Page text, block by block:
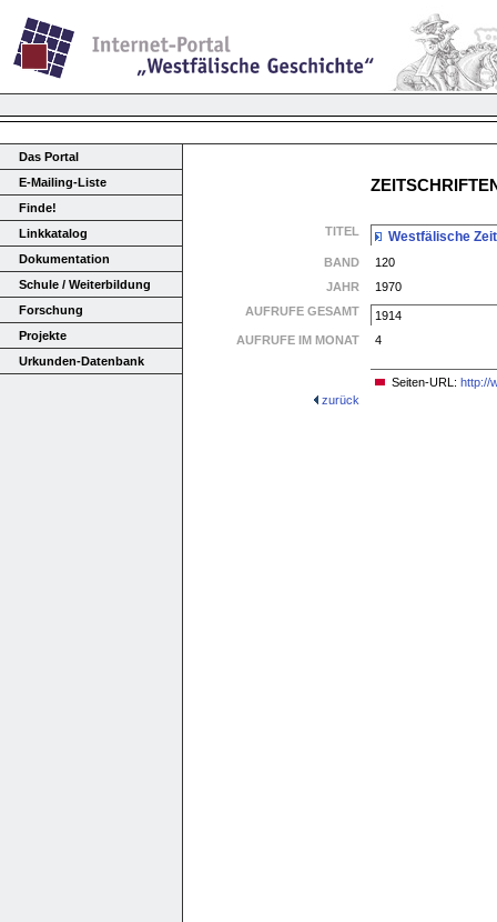
Das Portal
E-Mailing-Liste
Finde!
Linkkatalog
Dokumentation
Schule / Weiterbildung
Forschung
Projekte
Urkunden-Datenbank
TITEL Westfälische
BAND
120
JAHR
1970
AUFRUFE GESAMT
1914
AUFRUFE IM MONAT
4
Seiten-URL: http://
zurück